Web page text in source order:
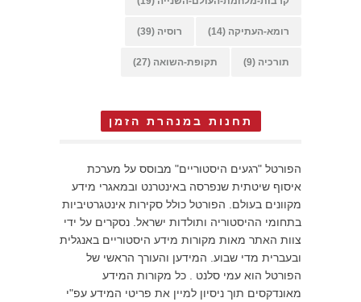
רומא-העתיקה (14) רוסיה (39)
תורכיה (9) תקופת-השואה (27)
תחנות במנהרת הזמן
הפורטל "רגעים היסטוריים" מבוסס על מערכת
איסוף שיטתית שנפרסה באינטרנט ובמאגרי מידע
מקוונים בעולם. הפורטל כולל סקירות אינטגרטיביות
בתחומי ההיסטוריה ותולדות ישראל. נסקרים על ידי
צוות האתר מאות מקורות מידע היסטוריים באנגלית
ובעברית מדי שבוע. המידען והעורך הראשי של
הפורטל הוא עמי סלנט . כל מקורות המידע
מאונדקסים תוך ניסיון למיין את פריטי המידע עפ"י